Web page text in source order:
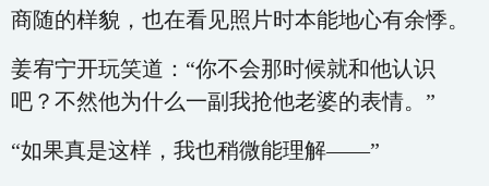
商随的样貌，也在看见照片时本能地心有余悸。
姜宥宁开玩笑道：“你不会那时候就和他认识
吧？不然他为什么一副我抢他老婆的表情。”
“如果真是这样，我也稍微能理解——”